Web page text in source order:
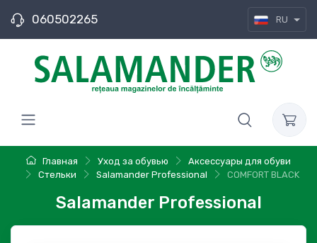
060502265 RU
Главная Уход за обувью
Аксессуары для обуви
Стельки
Salamander Professional COMFORT BLACK
Salamander Professional